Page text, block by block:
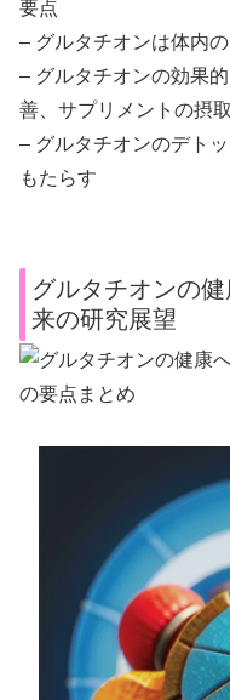
要点
– グルタチオンは体内
– グルタチオンの効果
善、サプリメントの摂
– グルタチオンのデト
もたらす
グルタチオンの
来の研究展望